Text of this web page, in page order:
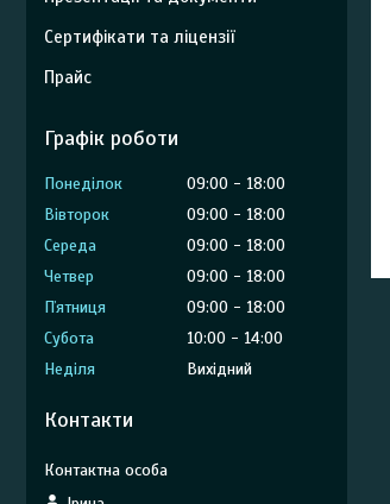
Сертифікати та ліцензії
Прайс
Графік роботи
Понеділок 09:00
18:00
Вівторок
09:00
18:00
Середа
09:00
18:00
Четвер
09:00
18:00
Пʼятниця
09:00
18:00
Субота
10:00
14:00
Неділя
Вихідний
Контакти